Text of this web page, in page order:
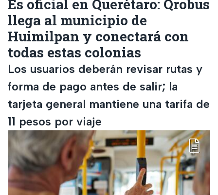
Es oficial en Querétaro: Qrobus
llega al municipio de
Huimilpan y conectará con
todas estas colonias
Los usuarios deberán revisar rutas y
forma de pago antes de salir; la
tarjeta general mantiene una tarifa de
11 pesos por viaje